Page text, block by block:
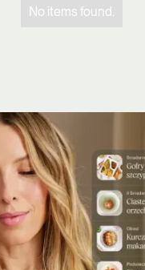
No items found.